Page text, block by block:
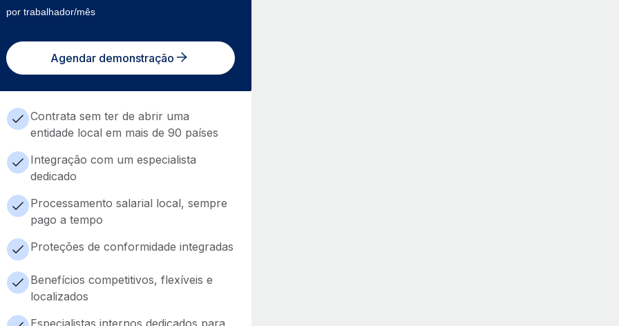
por trabalhador/mês
Agendar demonstração
Contrata sem ter de abrir uma
entidade local em mais de 90 países
Integração com um especialista
dedicado
Processamento salarial local, sempre
pago a tempo
Proteções de conformidade integradas
Benefícios competitivos, flexíveis e
localizados
Especialistas internos dedicados para